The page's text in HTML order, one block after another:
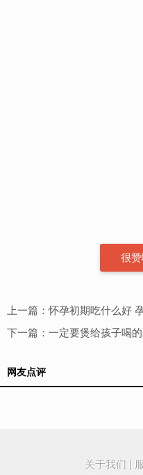
很赞
上一篇：怀孕初期吃什么好
下一篇： 一定要煲给孩子喝
网友点评
关于我们 |